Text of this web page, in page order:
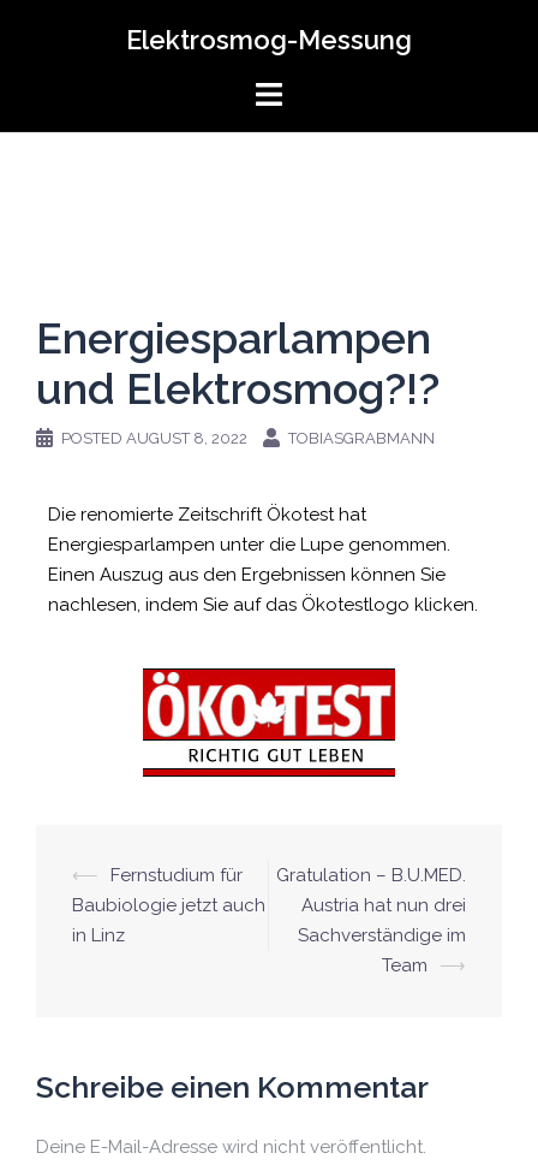
Elektrosmog-Messung
Energiesparlampen
und Elektrosmog?!?
POSTED AUGUST 8, 2022 TOBIASGRABMANN
Die renomierte Zeitschrift Ökotest hat
Energiesparlampen unter die Lupe genommen.
Einen Auszug aus den Ergebnissen können Sie
nachlesen, indem Sie auf das Ökotestlogo klicken.
⟵
Fernstudium für
Baubiologie jetzt auch
in Linz
Gratulation – B.U.MED.
Austria hat nun drei
Sachverständige im
Team
⟶
Schreibe einen Kommentar
Deine E-Mail-Adresse wird nicht veröffentlicht.